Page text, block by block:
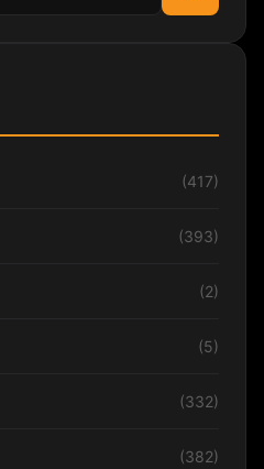
Cerca
(417)
(393)
(2)
(5)
(332)
(382)